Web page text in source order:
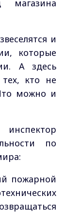
магазина
и
которые
А здесь
кто не
можно и
по
пожарной